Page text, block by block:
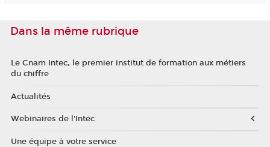
Dans la même rubrique
Le Cnam Intec, le premier institut de formation aux métiers
du chiffre
Actualités
Webinaires de l'Intec
Une équipe à votre service